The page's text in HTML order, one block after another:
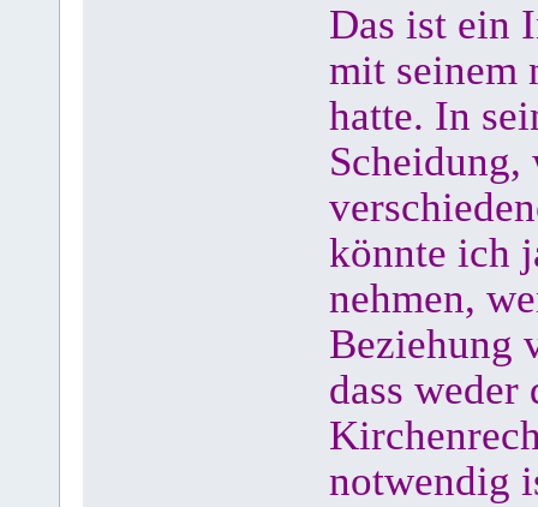
Das ist ein
mit seinem
hatte. In
Scheidung,
könnte ich
nehmen,
Beziehung
dass weder
notwendig